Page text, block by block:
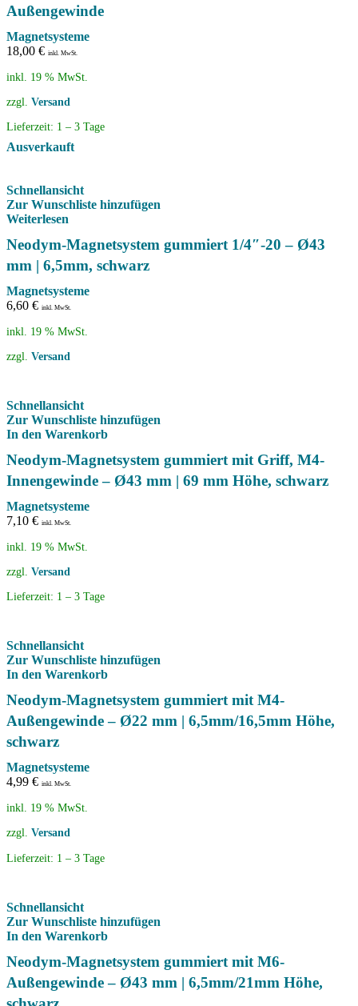
Außengewinde
Magnetsysteme
18,00 € inkl. MwSt.
inkl. 19 % MwSt.
zzgl. Versand
Lieferzeit: 1 – 3 Tage
Ausverkauft
Schnellansicht
Zur Wunschliste hinzufügen
Weiterlesen
Neodym-Magnetsystem gummiert 1/4″-20 – Ø43
mm | 6,5mm, schwarz
Magnetsysteme
6,60 € inkl. MwSt.
inkl. 19 % MwSt.
zzgl. Versand
Schnellansicht
Zur Wunschliste hinzufügen
In den Warenkorb
Neodym-Magnetsystem gummiert mit Griff, M4-
Innengewinde – Ø43 mm | 69 mm Höhe, schwarz
Magnetsysteme
7,10 € inkl. MwSt.
inkl. 19 % MwSt.
zzgl. Versand
Lieferzeit: 1 – 3 Tage
Schnellansicht
Zur Wunschliste hinzufügen
In den Warenkorb
Neodym-Magnetsystem gummiert mit M4-
Außengewinde – Ø22 mm | 6,5mm/16,5mm Höhe,
schwarz
Magnetsysteme
4,99 € inkl. MwSt.
inkl. 19 % MwSt.
zzgl. Versand
Lieferzeit: 1 – 3 Tage
Schnellansicht
Zur Wunschliste hinzufügen
In den Warenkorb
Neodym-Magnetsystem gummiert mit M6-
Außengewinde – Ø43 mm | 6,5mm/21mm Höhe,